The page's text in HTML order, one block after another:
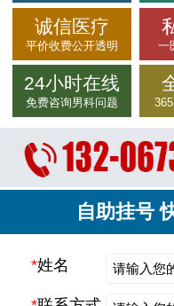
诚信医疗
平价收费公开透明 一
24小时在线
免费咨询男科问题
自助挂号
*姓名